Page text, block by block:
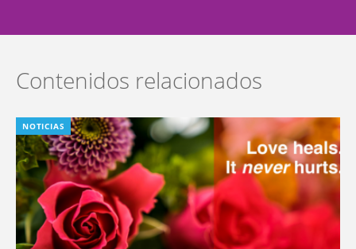
Contenidos relacionados
NOTICIAS